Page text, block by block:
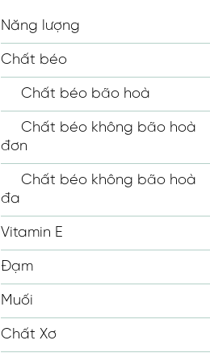
Năng lượng
Chất béo
Chất béo bão hoà
Chất béo không bão hoà
đơn
Chất béo không bão hoà
đa
Vitamin E
Đạm
Muối
Chất Xơ